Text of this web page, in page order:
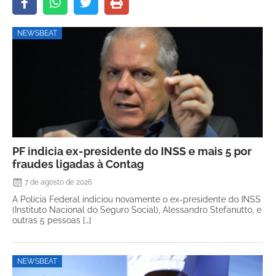
NEWSBEAT
PF indicia ex-presidente do INSS e mais 5 por
fraudes ligadas à Contag
7 de agosto de 2026
A Polícia Federal indiciou novamente o ex-presidente do INSS
(Instituto Nacional do Seguro Social), Alessandro Stefanutto, e
outras 5 pessoas […]
NEWSBEAT